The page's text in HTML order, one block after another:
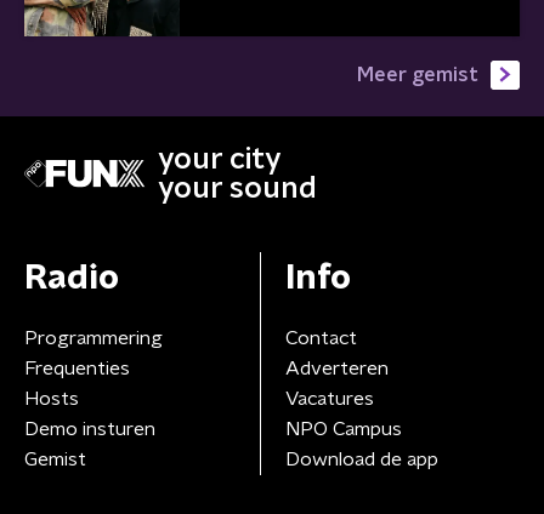
Meer gemist
your city
your sound
Radio
Programmering
Frequenties
Hosts
Demo insturen
Gemist
Info
Contact
Adverteren
Vacatures
NPO Campus
Download de app